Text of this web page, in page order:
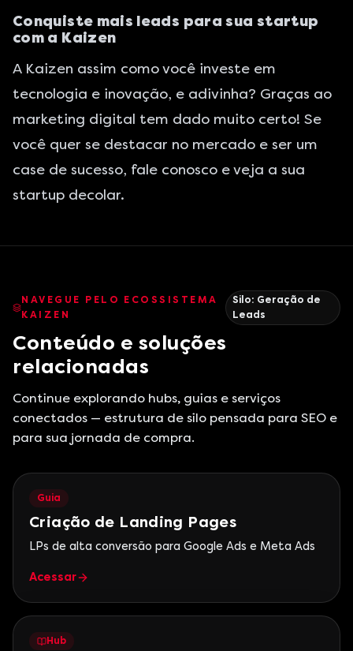
Conquiste mais leads para sua startup
com a Kaizen
A Kaizen assim como você investe em
tecnologia e inovação, e adivinha? Graças ao
marketing digital tem dado muito certo! Se
você quer se destacar no mercado e ser um
case de sucesso, fale conosco e veja a sua
startup decolar.
NAVEGUE PELO ECOSSISTEMA
KAIZEN
Silo: Geração de
Leads
Conteúdo e soluções
relacionadas
Continue explorando hubs, guias e serviços
conectados — estrutura de silo pensada para SEO e
para sua jornada de compra.
Guia
Criação de Landing Pages
LPs de alta conversão para Google Ads e Meta Ads
Acessar
Hub